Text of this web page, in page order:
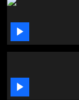
seconds

